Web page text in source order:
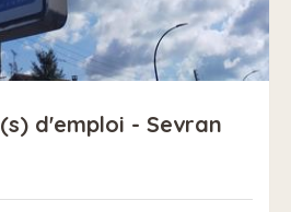
d'emploi - Sevran